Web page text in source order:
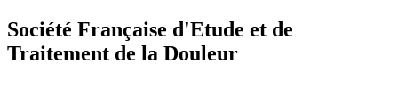
Société Française d'Etude et de
Traitement de la Douleur